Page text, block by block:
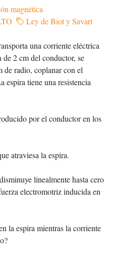
magnética
Ley de Biot y Savart
una corriente eléctrica
2 cm del conductor, se
de radio, coplanar con el
espira tiene una resistencia
por el conductor en los
atraviesa la espira.
linealmente hasta cero
electromotriz inducida en
la espira mientras la corriente